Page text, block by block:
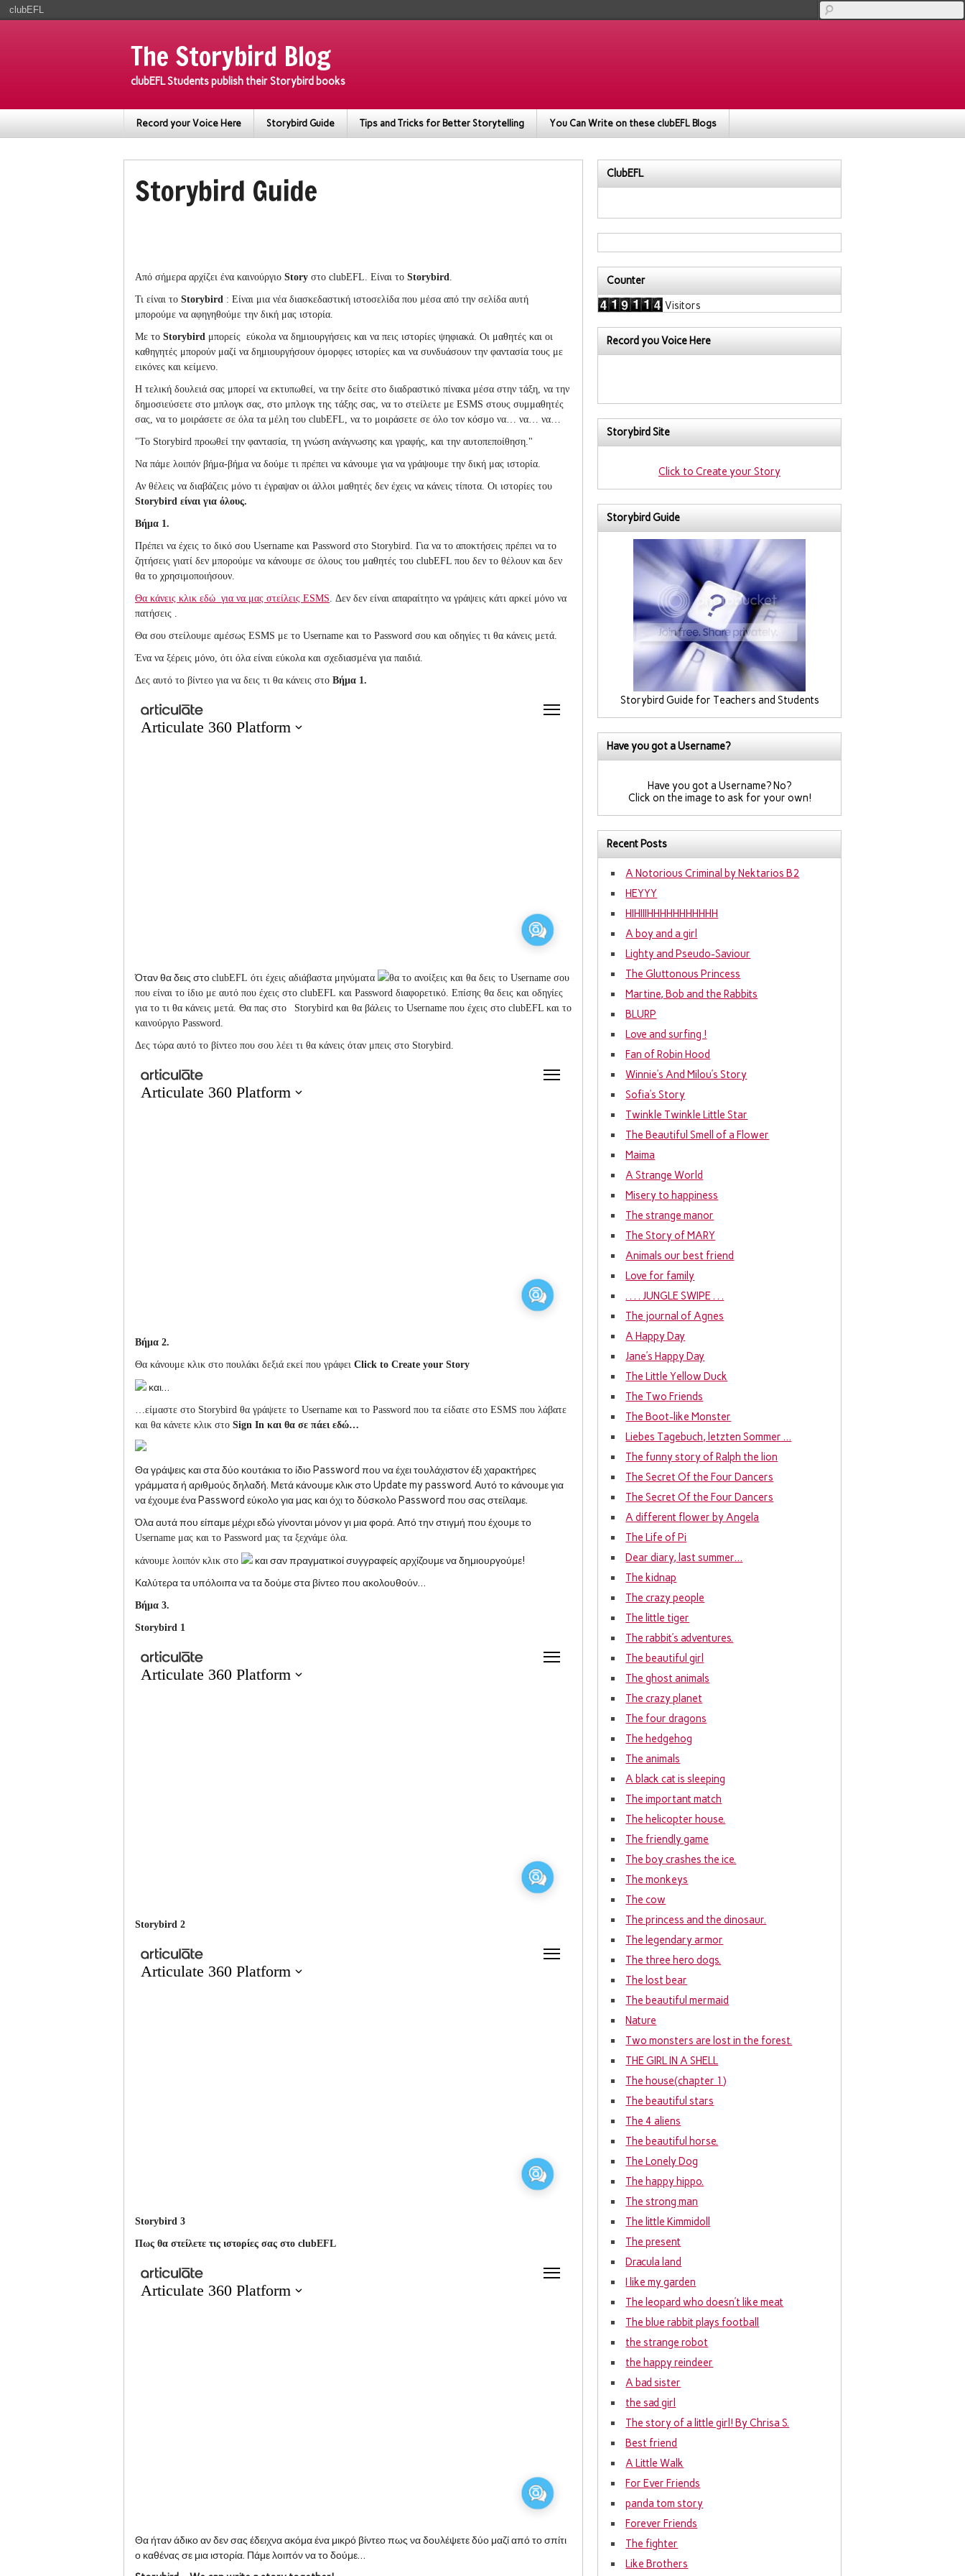
The Storybird Blog
clubEFL Students publish their Storybird books
Record your Voice Here Storybird Guide Tips and Tricks for Better Storytelling You Can Write on these clubEFL Blogs
Storybird Guide
Από σήμερα αρχίζει ένα καινούργιο Story στο clubEFL. Είναι το Storybird
Τι είναι το Storybird : Είναι μια νέα διασκεδαστική ιστοσελίδα που μέσα από την σελίδα αυτή
μπορούμε να αφηγηθούμε την δική μας ιστορία.
Με το Storybird μπορείς εύκολα να δημιουργήσεις και να πεις ιστορίες ψηφιακά. Οι μαθητές και οι
καθηγητές μπορούν μαζί να δημιουργήσουν όμορφες ιστορίες και να συνδυάσουν την φαντασία τους με
εικόνες και κείμενο.
Η τελική δουλειά σας μπορεί να εκτυπωθεί, να την δείτε στο διαδραστικό πίνακα μέσα στην τάξη, να την
δημοσιεύσετε στο μπλογκ σας, στο μπλογκ της τάξης σας, να το στείλετε με ESMS στους συμμαθητές
σας, να το μοιράσετε σε όλα τα μέλη του clubEFL, να το μοιράσετε σε όλο τον κόσμο να… να… να…
"Το Storybird προωθεί την φαντασία τη γνώση ανάγνωσης και γραφής και την αυτοπεποίθηση ."
Να πάμε λοιπόν βήμα-βήμα να δούμε τι πρέπει να κάνουμε για να γράψουμε την δική μας ιστορία.
Αν θέλεις να διαβάζεις μόνο τι έγραψαν οι άλλοι μαθητές δεν έχεις να κάνεις τίποτα. Οι ιστορίες του
Storybird είναι για όλους.
Βήμα 1.
Πρέπει να έχεις το δικό σου Username και Password στο Storybird . Για να το αποκτήσεις πρέπει να το
ζητήσεις γιατί δεν μπορούμε να κάνουμε σε όλους του μαθητές του clubEFL που δεν το θέλουν και δεν
θα το χρησιμοποιήσουν.
Θα κάνεις κλικ εδώ για να μας στείλεις ESMS Δεν δεν είναι απαραίτητο να γράψεις κάτι αρκεί μόνο να
πατήσεις
Θα σου στείλουμε αμέσως ESMS με το Username και το Password σου και οδηγίες τι θα κάνεις μετά.
Ένα να ξέρεις μόνο, ότι όλα είναι εύκολα και σχεδιασμένα για παιδιά.
Δες αυτό το βίντεο για να δεις τι θα κάνεις στο Βήμα 1.
Όταν θα δεις στοclubEFL ότι έχεις αδιάβαστα μηνύματα θα το ανοίξεις και θα δεις το Username σου
που είναι το ίδιο με αυτό που έχεις στο clubEFL και Password διαφορετικό. Επίσης θα δεις και οδηγίες
για το τι θα κάνεις μετά. Θα πας στο
Storybird και θα βάλεις το Username που έχεις στο clubEFL και το
καινούργιο Password.
Δες τώρα αυτό το βίντεο που σου λέει τι θα κάνεις όταν μπεις στο Storybird.
Βήμα 2.
Θα κάνουμε κλικ στο πουλάκι δεξιά εκεί που γράφει Click to Create your Story
και…
…είμαστε στο Storybird θα γράψετε το Username και το Password που τα είδατε στο ESMS που λάβατε
και θα κάνετε κλικ στο Sign In και θα σε πάει εδώ…
Θα γράψεις και στα δύο κουτάκια το ίδιοPassword που να έχει τουλάχιστον έξι χαρακτήρες
γράμματα ή αριθμούς δηλαδή. Μετά κάνουμε κλικ στοUpdate my password. Αυτό το κάνουμε για
να έχουμε έναPassword εύκολο για μας και όχι το δύσκολοPassword που σας στείλαμε.
Όλα αυτά που είπαμε μέχρι εδώ γίνονται μόνον γι μια φορά. Από την στιγμή που έχουμε το
Username μας και το Password μας τα ξεχνάμε όλα.
κάνουμε λοιπόν κλικ στο
και σαν πραγματικοί συγγραφείς αρχίζουμε να δημιουργούμε!
Καλύτερα τα υπόλοιπα να τα δούμε στα βίντεο που ακολουθούν…
Βήμα 3.
Storybird 1
Storybird 2
Storybird 3
Πως θα στείλετε τις ιστορίες σας στο clubEFL
Θα ήταν άδικο αν δεν σας έδειχνα ακόμα ένα μικρό βίντεο πως να δουλέψετε δύο μαζί από το σπίτι
ο καθένας σε μια ιστορία. Πάμε λοιπόν να το δούμε…
ClubEFL
Counter
Visitors
Record you Voice Here
Storybird Site
Click to Create your Story
Storybird Guide
Storybird Guide for Teachers and Students
Have you got a Username?
Have you got a Username? No?
Click on the image to ask for your own!
Recent Posts
A Notorious Criminal by Nektarios B2
HEYYY
HIHIIIHHHHHHHHHHH
A boy and a girl
Lighty and Pseudo-Saviour
The Gluttonous Princess
Martine, Bob and the Rabbits
BLURP
Love and surfing !
Fan of Robin Hood
Winnie’s And Milou’s Story
Sofia’s Story
Twinkle Twinkle Little Star
The Beautiful Smell of a Flower
Maima
A Strange World
Misery to happiness
The strange manor
The Story of MARY
Animals our best friend
Love for family
. . . . JUNGLE SWIPE . . .
The journal of Agnes
A Happy Day
Jane’s Happy Day
The Little Yellow Duck
The Two Friends
The Boot-like Monster
Liebes Tagebuch, letzten Sommer …
The funny story of Ralph the lion
The Secret Of the Four Dancers
The Secret Of the Four Dancers
A different flower by Angela
The Life of Pi
Dear diary, last summer…
The kidnap
The crazy people
The little tiger
The rabbit’s adventures.
The beautiful girl
The ghost animals
The crazy planet
The four dragons
The hedgehog
The animals
A black cat is sleeping
The important match
The helicopter house.
The friendly game
The boy crashes the ice.
The monkeys
The cow
The princess and the dinosaur.
The legendary armor
The three hero dogs.
The lost bear
The beautiful mermaid
Nature
Two monsters are lost in the forest.
THE GIRL IN A SHELL
The house(chapter 1)
The beautiful stars
The 4 aliens
The beautiful horse.
The Lonely Dog
The happy hippo.
The strong man
The little Kimmidoll
The present
Dracula land
I like my garden
The leopard who doesn’t like meat
The blue rabbit plays football
the strange robot
the happy reindeer
A bad sister
the sad girl
The story of a little girl! By Chrisa S.
Best friend
A Little Walk
For Ever Friends
panda tom story
Forever Friends
The fighter
Like Brothers
clubEFL